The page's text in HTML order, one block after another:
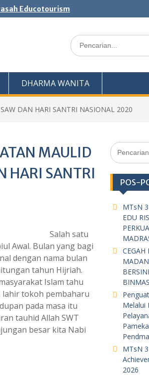
Educotourism
Search
for:
DHARMA WANITA
DAN HARI SANTRI NASIONAL 2020
MAULID
HARI SANTRI
Salah satu
Awal. Bulan yang bagi
dengan nama bulan
tahun Hijriah.
Islam tahu
lahir tokoh pembaharu
pada masa itu
tauhid Allah SWT
besar kita Nabi
Search
for:
POS-
MTsN
EDU
CEGAH
Melalui
MTsN
2026